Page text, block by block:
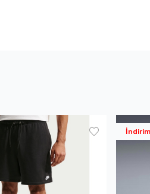
İndirim